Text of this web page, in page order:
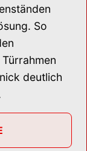
So
deutlich